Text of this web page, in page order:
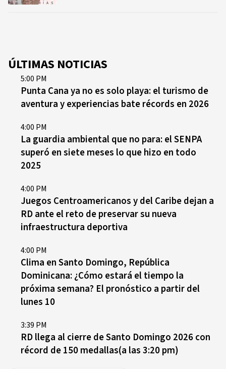
ÚLTIMAS NOTICIAS
5:00 PM
Punta Cana ya no es solo playa: el turismo de
aventura y experiencias bate récords en 2026
4:00 PM
La guardia ambiental que no para: el SENPA
superó en siete meses lo que hizo en todo
2025
4:00 PM
Juegos Centroamericanos y del Caribe dejan a
RD ante el reto de preservar su nueva
infraestructura deportiva
4:00 PM
Clima en Santo Domingo, República
Dominicana: ¿Cómo estará el tiempo la
próxima semana? El pronóstico a partir del
lunes 10
3:39 PM
RD llega al cierre de Santo Domingo 2026 con
récord de 150 medallas(a las 3:20 pm)